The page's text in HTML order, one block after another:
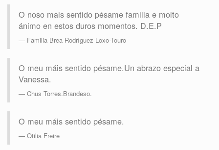
O noso mais sentido pésame familia e moito
ánimo en estos duros momentos. D.E.P
Familia Brea Rodríguez Loxo-Touro
O meu máis sentido pésame.Un abrazo especial a
Vanessa.
Chus Torres.Brandeso.
O meu máis sentido pésame.
Otilia Freire